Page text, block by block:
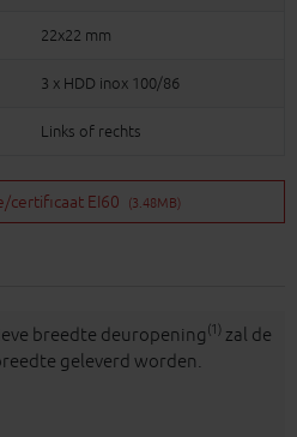
22x22 mm
3 x HDD inox 100/86
Links of rechts
certificaat EI60 (3.48MB)
breedte deuropening (1) zal de
geleverd worden.